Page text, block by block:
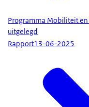
Programma Mobiliteit
uitgelegd
Rapport13-06-2025